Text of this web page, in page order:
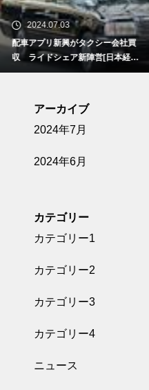
2024.07.02
【日本版ライドシェア】青森市の
タクシー会社に県内初の運行許可
[日テレNEWS NNN]
アーカイブ
2024年7月
2024年6月
カテゴリー
カテゴリー1
カテゴリー2
カテゴリー3
カテゴリー4
ニュース